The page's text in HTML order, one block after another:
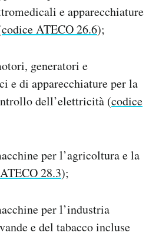
e apparecchiature
codice ATECO 26.6);
generatori e
e di apparecchiature per la
dell’elettricità (codice
per l’agricoltura e la
28.3);
per l’industria
e del tabacco incluse